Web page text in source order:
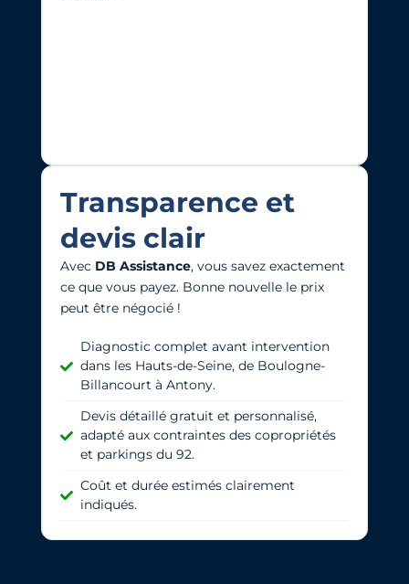
Transparence et
devis clair
Avec DB Assistance, vous savez exactement
ce que vous payez. Bonne nouvelle le prix
peut être négocié !
Diagnostic complet avant intervention
dans les Hauts-de-Seine, de Boulogne-
Billancourt à Antony.
Devis détaillé gratuit et personnalisé,
adapté aux contraintes des copropriétés
et parkings du 92.
Coût et durée estimés clairement
indiqués.